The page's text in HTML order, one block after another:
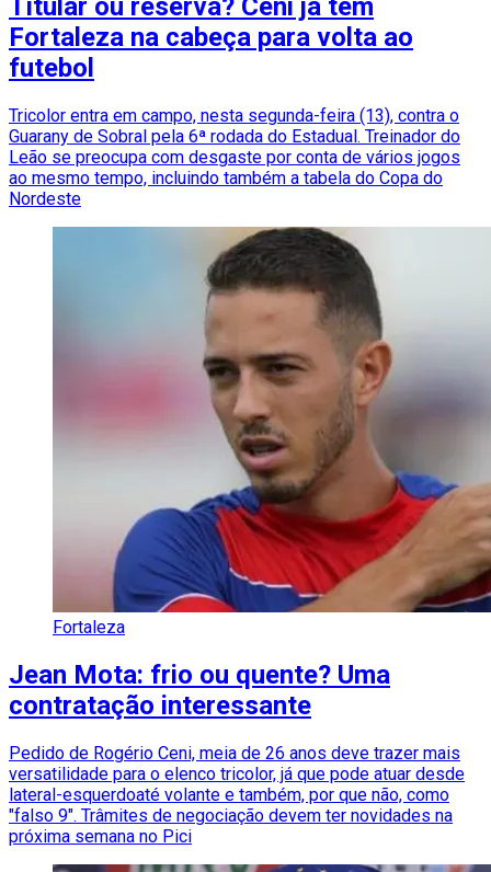
Titular ou reserva? Ceni já tem
Fortaleza na cabeça para volta ao
futebol
Tricolor entra em campo, nesta segunda-feira (13), contra o
Guarany de Sobral pela 6ª rodada do Estadual. Treinador do
Leão se preocupa com desgaste por conta de vários jogos
ao mesmo tempo, incluindo também a tabela do Copa do
Nordeste
Fortaleza
Jean Mota: frio ou quente? Uma
contratação interessante
Pedido de Rogério Ceni, meia de 26 anos deve trazer mais
versatilidade para o elenco tricolor, já que pode atuar desde
lateral-esquerdoaté volante e também, por que não, como
"falso 9". Trâmites de negociação devem ter novidades na
próxima semana no Pici